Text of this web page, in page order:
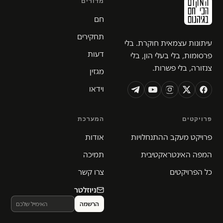
עיתונות עצמאית חוקרת. בלי
פרסומות, בלי בעלי הון, בלי
צנזורה, בלי פשרות.
חם
תחקירים
דעות
מגזין
וידאו
פרויקטים
פרויקט מעקב ההתנחלויות
המפה האינטראקטיבית
כל הפרויקטים
המערכת
אודות
תמיכה
צרו קשר
ניוזלטר